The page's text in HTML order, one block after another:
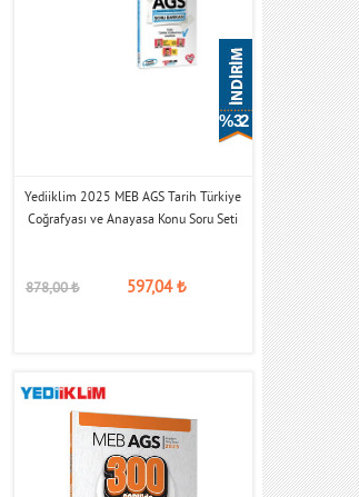
% 32
Yediiklim 2025 MEB AGS Tarih Türkiye
Coğrafyası ve Anayasa Konu Soru Seti
878,00₺ 597,04₺